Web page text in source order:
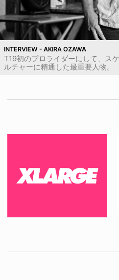
INTERVIEW - AKIRA OZAWA
T19初のプロライダーにして、ス
ルチャーに精通した最重要人物。